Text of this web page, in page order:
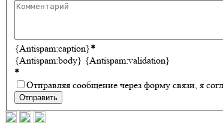
{Antispam:caption}*
{Antispam:body} {Antispam:validation}
*
Отправляя сообщение через форму связи, я
Отправить